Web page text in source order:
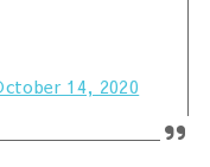
14, 2020